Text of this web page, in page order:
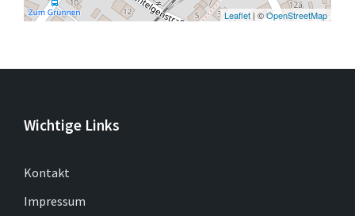
Leaflet | ©OpenStreetMap
Wichtige Links
Kontakt
Impressum